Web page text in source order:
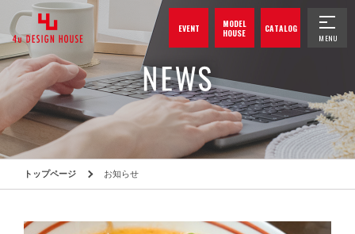
EVENT
MODEL
HOUSE
CATALOG
トップページ お知らせ